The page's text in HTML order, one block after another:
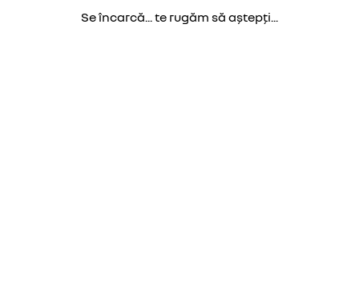
Se încarcă... te rugăm să aștepți...